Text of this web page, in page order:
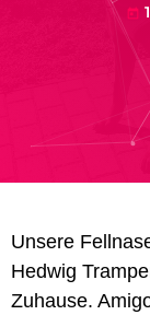
today
Unsere
Hedwig
Zuhause.